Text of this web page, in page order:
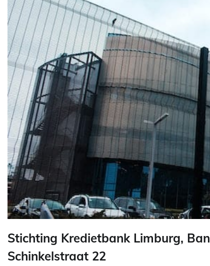
Stichting Kredietbank Limburg,
Schinkelstraat 22